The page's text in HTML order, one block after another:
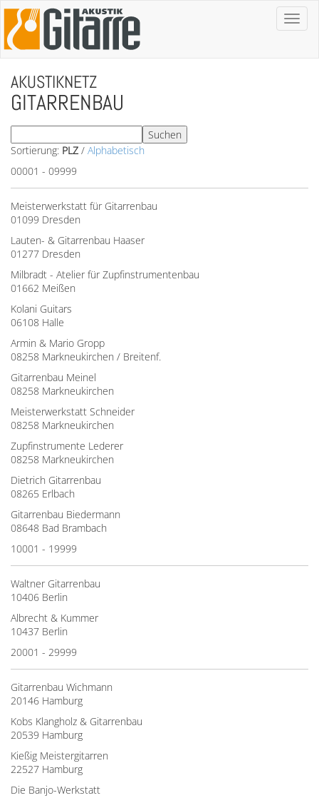
Toggle
AKUSTIKNETZ
GITARRENBAU
Sortierung: PLZ / Alphabetisch
00001 - 09999
Meisterwerkstatt für Gitarrenbau
01099 Dresden
Lauten- & Gitarrenbau Haaser
01277 Dresden
Milbradt - Atelier für Zupfinstrumentenbau
01662 Meißen
Kolani Guitars
06108 Halle
Armin & Mario Gropp
08258 Markneukirchen / Breitenf.
Gitarrenbau Meinel
08258 Markneukirchen
Meisterwerkstatt Schneider
08258 Markneukirchen
Zupfinstrumente Lederer
08258 Markneukirchen
Dietrich Gitarrenbau
08265 Erlbach
Gitarrenbau Biedermann
08648 Bad Brambach
10001 - 19999
Waltner Gitarrenbau
10406 Berlin
Albrecht & Kummer
10437 Berlin
20001 - 29999
Gitarrenbau Wichmann
20146 Hamburg
Kobs Klangholz & Gitarrenbau
20539 Hamburg
Kießig Meistergitarren
22527 Hamburg
Die Banjo-Werkstatt